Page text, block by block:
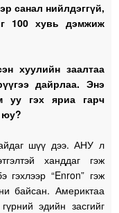
санал нийлдэггүй,
100 хувь дэмжиж
хуулийн заалтаа
дайрлаа. Энэ
уу гэх яриа гарч
юу?
шүү дээ. АНУ л
ханддаг гэж
гэхлээр “Enron” гэж
байсан. Америктаа
эдийн засгийг